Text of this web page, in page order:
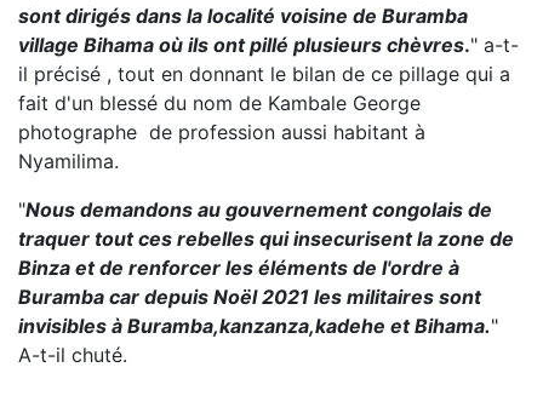
sont dirigés dans la localité voisine de Buramba
village Bihama où ils ont pillé plusieurs chèvres." a-t-
il précisé , tout en donnant le bilan de ce pillage qui a
fait d'un blessé du nom de Kambale George
photographe de profession aussi habitant à
Nyamilima.
"Nous demandons au gouvernement congolais de
traquer tout ces rebelles qui insecurisent la zone de
Binza et de renforcer les éléments de l'ordre à
Buramba car depuis Noël 2021 les militaires sont
invisibles à Buramba,kanzanza,kadehe et Bihama."
A-t-il chuté.